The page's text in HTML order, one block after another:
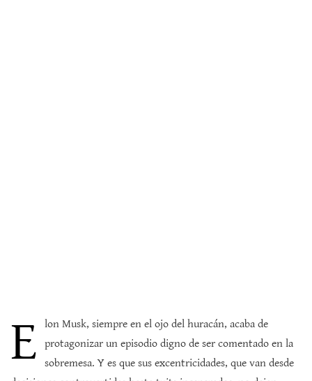
E
lon Musk, siempre en el ojo del huracán, acaba de
protagonizar un episodio digno de ser comentado en la
sobremesa. Y es que sus excentricidades, que van desde